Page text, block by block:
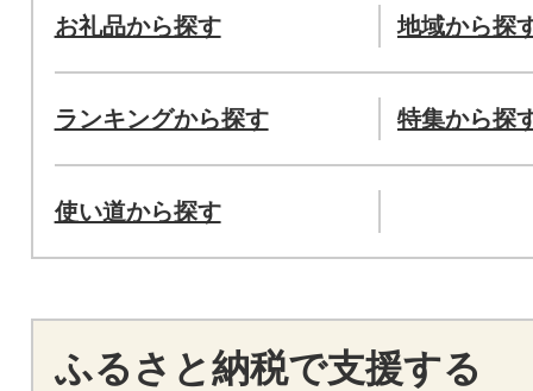
お礼品から探す 地域から探
ランキングから探す 特集から探
使い道から探す
ふるさと納税で支援する